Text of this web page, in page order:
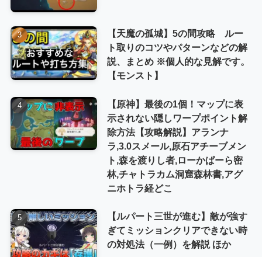
【天魔の孤城】5の間攻略 ルー
ト取りのコツやパターンなどの解
説、まとめ ※個人的な見解です。
【モンスト】
【原神】最後の1個！マップに表
示されない隠しワープポイント解
除方法【攻略解説】アランナ
ラ,3.0スメール,原石アチーブメン
ト,森を渡りし者,ローかぱーら密
林,チャトラカム洞窟森林書,アグ
ニホトラ経どこ
【ルパート三世が進む】敵が強す
ぎてミッションクリアできない時
の対処法（一例）を解説 ほか